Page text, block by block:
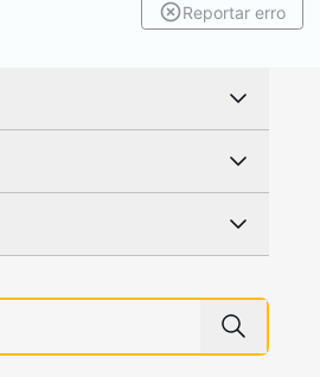
Reportar erro